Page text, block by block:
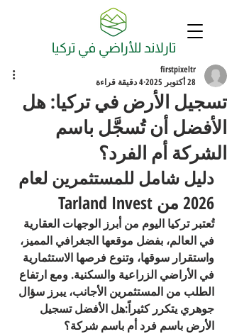
تارلاند للأراضي في تركيا
تسجيل الأرض في تركيا: هل
الأفضل أن تُسجَّل باسم
الشركة أم الفرد؟
firstpixeltr
28 أكتوبر 2025
4 دقيقة قراءة
دليل شامل للمستثمرين لعام
2026 من Tarland Invest
تُعتبر تركيا اليوم من أبرز الوجهات العقارية
في العالم، بفضل موقعها الجغرافي المميز،
واستقرار سوقها، وتنوع فرصها الاستثمارية
في الأراضي الزراعية والسكنية. ومع ارتفاع
الطلب من المستثمرين الأجانب، يبرز سؤال
جوهري يتكرر كثيراً:هل الأفضل تسجيل
الأرض باسم فرد أم باسم شركة؟